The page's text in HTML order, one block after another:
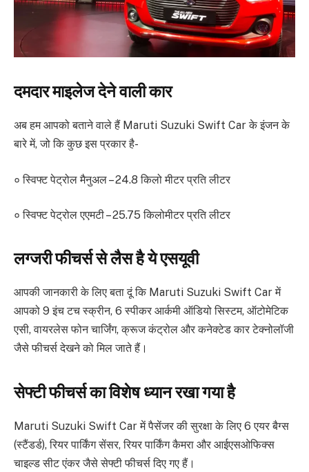
दमदार माइलेज देने वाली कार
अब हम आपको बताने वाले हैं Maruti Suzuki Swift Car के इंजन के
बारे में, जो कि कुछ इस प्रकार है-
० स्विफ्ट पेट्रोल मैनुअल – 24.8 किलो मीटर प्रति लीटर
० स्विफ्ट पेट्रोल एएमटी – 25.75 किलोमीटर प्रति लीटर
लग्जरी फीचर्स से लैस है ये एसयूवी
आपकी जानकारी के लिए बता दूं कि Maruti Suzuki Swift Car में
आपको 9 इंच टच स्क्रीन, 6 स्पीकर आर्कमी ऑडियो सिस्टम, ऑटोमेटिक
एसी, वायरलेस फोन चार्जिंग, क्रूज कंट्रोल और कनेक्टेड कार टेक्नोलॉजी
जैसे फीचर्स देखने को मिल जाते हैं।
सेफ्टी फीचर्स का विशेष ध्यान रखा गया है
Maruti Suzuki Swift Car में पैसेंजर की सुरक्षा के लिए 6 एयर बैग्स
(स्टैंडर्ड), रियर पार्किंग सेंसर, रियर पार्किंग कैमरा और आईएसओफिक्स
चाइल्ड सीट एंकर जैसे सेफ्टी फीचर्स दिए गए हैं।